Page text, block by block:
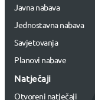
Javna nabava
Jednostavna nabava
Savjetovanja
Planovi nabave
Natječaji
Otvoreni natječaji